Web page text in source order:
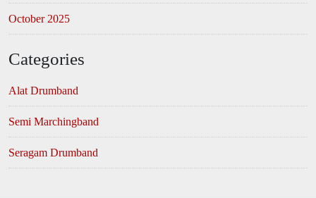
October 2025
Categories
Alat Drumband
Semi Marchingband
Seragam Drumband